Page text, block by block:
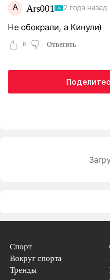
А Аrs001 2 года назад
Не обокрали, а Кинули)
0 Ответить
Спорт
Вокруг спорта
Тренды